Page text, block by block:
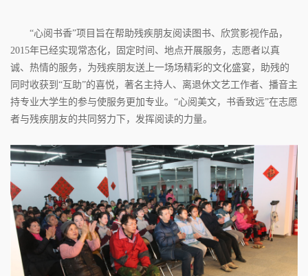
“心阅书香”项目旨在帮助残疾朋友阅读图书、欣赏影视作品，
2015年已经实现常态化，固定时间、地点开展服务，志愿者以真
诚、热情的服务，为残疾朋友送上一场场精彩的文化盛宴，助残的
同时收获到“互助”的喜悦，著名主持人、离退休文艺工作者、播音主
持专业大学生的参与使服务更加专业。“心阅美文，书香致远”在志愿
者与残疾朋友的共同努力下，发挥阅读的力量。